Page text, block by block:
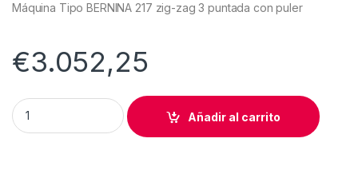
Máquina Tipo BERNINA 217 zig-zag 3 puntada con puler
€3.052,25
Máquina Tipo BERNINA 217 zigzag 3 puntada + puler quantity
Añadir al carrito